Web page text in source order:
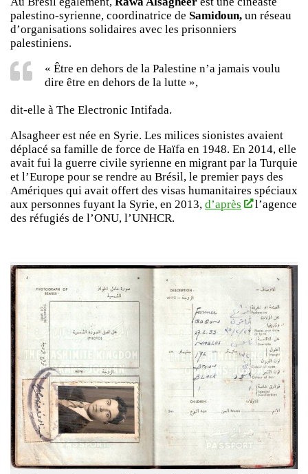
palestino-syrienne, coordinatrice de Samidoun, un réseau
d’organisations solidaires avec les prisonniers
palestiniens.
« Être en dehors de la Palestine n’a jamais voulu
dire être en dehors de la lutte »,
dit-elle à The Electronic Intifada.
Alsagheer est née en Syrie. Les milices sionistes avaient
déplacé sa famille de force de Haïfa en 1948. En 2014, elle
avait fui la guerre civile syrienne en migrant par la Turquie
et l’Europe pour se rendre au Brésil, le premier pays des
Amériques qui avait offert des visas humanitaires spéciaux
aux personnes fuyant la Syrie, en 2013, d’après
l’agence
des réfugiés de l’ONU, l’UNHCR.